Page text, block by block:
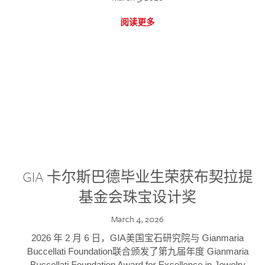
阅读更多
GIA 卡尔斯巴德毕业生荣获布契拉提
基金会珠宝设计奖
March 4, 2026
2026 年 2 月 6 日，GIA美国宝石研究院与 Gianmaria
Buccellati Foundation联合颁发了第九届年度 Gianmaria